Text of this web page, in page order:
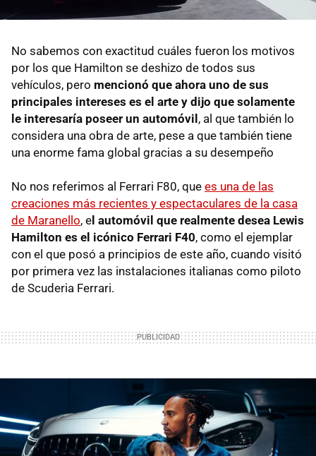
No sabemos con exactitud cuáles fueron los motivos
por los que Hamilton se deshizo de todos sus
vehículos, pero mencionó que ahora uno de sus
principales intereses es el arte y dijo que solamente
le interesaría poseer un automóvil , al que también lo
considera una obra de arte, pese a que también tiene
una enorme fama global gracias a su desempeño
No nos referimos al Ferrari F80, que es una de las
creaciones más recientes y espectaculares de la casa
de Maranello, e l automóvil que realmente desea Lewis
Hamilton es el icónico Ferrari F40, como el ejemplar
con el que posó a principios de este año, cuando visitó
por primera vez las instalaciones italianas como piloto
de Scuderia Ferrari.